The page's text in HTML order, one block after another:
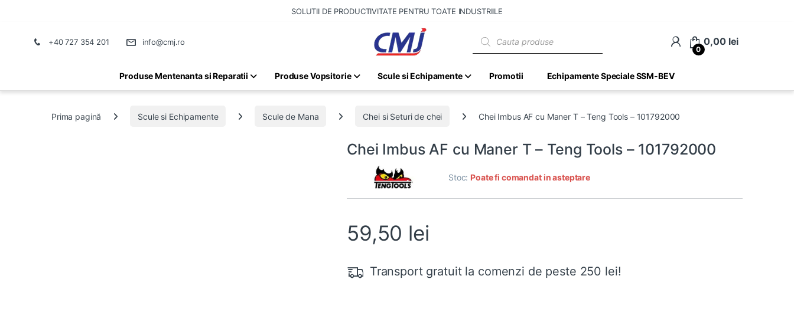
SOLUTII DE PRODUCTIVITATE PENTRU TOATE INDUSTRIILE
+40 727 354 201 info@cmj.ro
0
0,00 lei
Produse Mentenanta si Reparatii Produse Vopsitorie Scule si Echipamente Promotii Echipamente Speciale SSM-BEV
Prima pagină Scule si Echipamente Scule de Mana Chei si Seturi de chei Chei Imbus AF cu Maner T – Teng Tools – 101792000
Chei Imbus AF cu Maner T – Teng Tools – 101792000
Stoc: Poate fi comandat in asteptare
59,50 lei
Transport gratuit la comenzi de peste 250 lei!